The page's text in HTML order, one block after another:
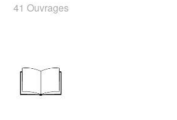
41 Ouvrages